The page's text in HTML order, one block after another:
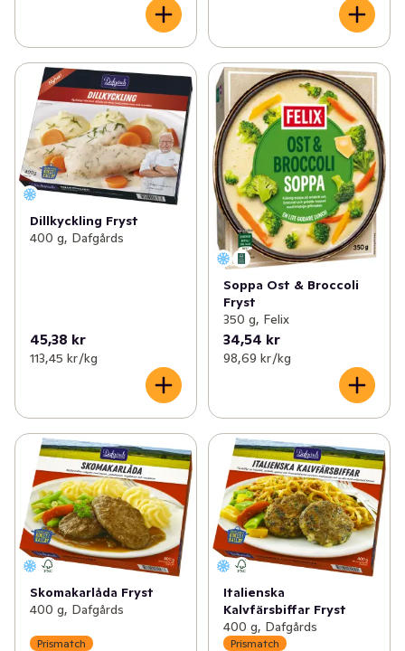
Dillkyckling Fryst
400 g, Dafgårds
45,38 kr
113,45 kr /kg
Soppa Ost & Broccoli
Fryst
350 g, Felix
34,54 kr
98,69 kr /kg
Skomakarlåda Fryst
400 g, Dafgårds
Prismatch
Italienska
Kalvfärsbiffar Fryst
400 g, Dafgårds
Prismatch